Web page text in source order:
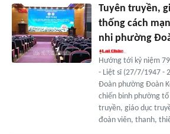
Tuyên truyền,
thống cách
nhi phường
Hướng tới kỷ niệm
- Liệt sĩ (27/7/1947 -
Đoàn phường Đoàn
chiến binh phường
truyền, giáo dục
đoàn viên, thanh,